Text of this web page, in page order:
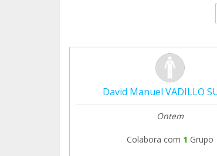
David Manuel VADILLO
Ontem
Colabora com 1 Grupo